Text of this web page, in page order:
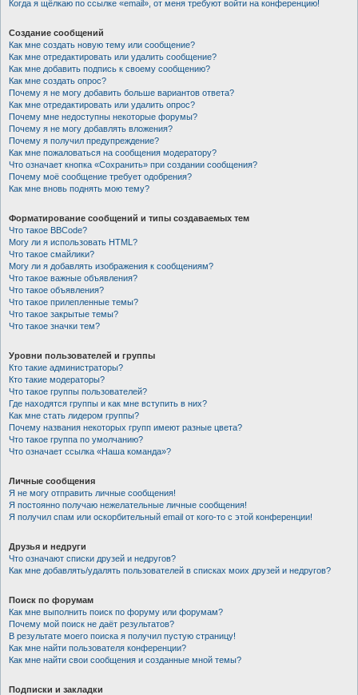
Когда я щёлкаю по ссылке «email», от меня требуют войти на конференцию!
Создание сообщений
Как мне создать новую тему или сообщение?
Как мне отредактировать или удалить сообщение?
Как мне добавить подпись к своему сообщению?
Как мне создать опрос?
Почему я не могу добавить больше вариантов ответа?
Как мне отредактировать или удалить опрос?
Почему мне недоступны некоторые форумы?
Почему я не могу добавлять вложения?
Почему я получил предупреждение?
Как мне пожаловаться на сообщения модератору?
Что означает кнопка «Сохранить» при создании сообщения?
Почему моё сообщение требует одобрения?
Как мне вновь поднять мою тему?
Форматирование сообщений и типы создаваемых тем
Что такое BBCode?
Могу ли я использовать HTML?
Что такое смайлики?
Могу ли я добавлять изображения к сообщениям?
Что такое важные объявления?
Что такое объявления?
Что такое прилепленные темы?
Что такое закрытые темы?
Что такое значки тем?
Уровни пользователей и группы
Кто такие администраторы?
Кто такие модераторы?
Что такое группы пользователей?
Где находятся группы и как мне вступить в них?
Как мне стать лидером группы?
Почему названия некоторых групп имеют разные цвета?
Что такое группа по умолчанию?
Что означает ссылка «Наша команда»?
Личные сообщения
Я не могу отправить личные сообщения!
Я постоянно получаю нежелательные личные сообщения!
Я получил спам или оскорбительный email от кого-то с этой конференции!
Друзья и недруги
Что означают списки друзей и недругов?
Как мне добавлять/удалять пользователей в списках моих друзей и недругов?
Поиск по форумам
Как мне выполнить поиск по форуму или форумам?
Почему мой поиск не даёт результатов?
В результате моего поиска я получил пустую страницу!
Как мне найти пользователя конференции?
Как мне найти свои сообщения и созданные мной темы?
Подписки и закладки